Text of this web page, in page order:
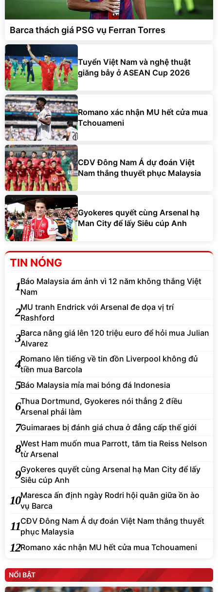
Barca thách giá PSG vụ Ferran Torres
Tuyển Việt Nam và nghệ thuật
giăng bẫy ở ASEAN Cup 2026
Romano xác nhận MU hết cửa mua
Tchouameni
CĐV Đông Nam Á dự đoán Việt
Nam thắng thuyết phục Malaysia
Gyokeres quyết cùng Arsenal hạ
Man City để lấy Siêu cúp Anh
TIN NÓNG
1Báo Malaysia ám ảnh vì 12 năm không thắng Việt
Nam
2MU tranh Endrick với Arsenal đe dọa vị trí
Rashford
3Barca nâng giá lên 120 triệu euro để hỏi mua Julian
Alvarez
4Romano lên tiếng về tin đồn Liverpool không đủ
tiền mua Barcola
5Báo Malaysia mỉa mai bóng đá Indonesia
6Thua Dortmund, Gyokeres nói thẳng 2 điều
Arsenal phải làm
7Guimaraes bị đánh giá chưa ở đẳng cấp thế giới
8West Ham muốn mua Parrott, tăm tia Reiss Nelson
từ Arsenal
9Gyokeres quyết cùng Arsenal hạ Man City để lấy
Siêu cúp Anh
10Maresca ấn định ngày Rodri hội quân giữa ồn ào
vụ Barca
11CĐV Đông Nam Á dự đoán Việt Nam thắng thuyết
phục Malaysia
12Romano xác nhận MU hết cửa mua Tchouameni
NỔI BẬT